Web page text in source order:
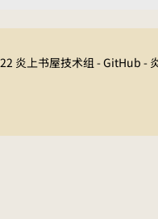
炎上书屋技术组 - GitHub -